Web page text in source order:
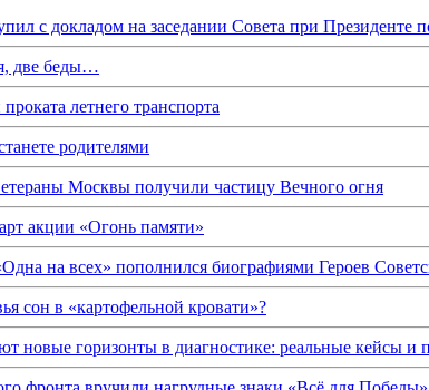
с докладом на заседании Совета при Президенте
две беды…
летнего транспорта
родителями
Москвы получили частицу Вечного огня
акции «Огонь памяти»
на всех» пополнился биографиями Героев
сон в «картофельной кровати»?
новые горизонты в диагностике: реальные кейсы и